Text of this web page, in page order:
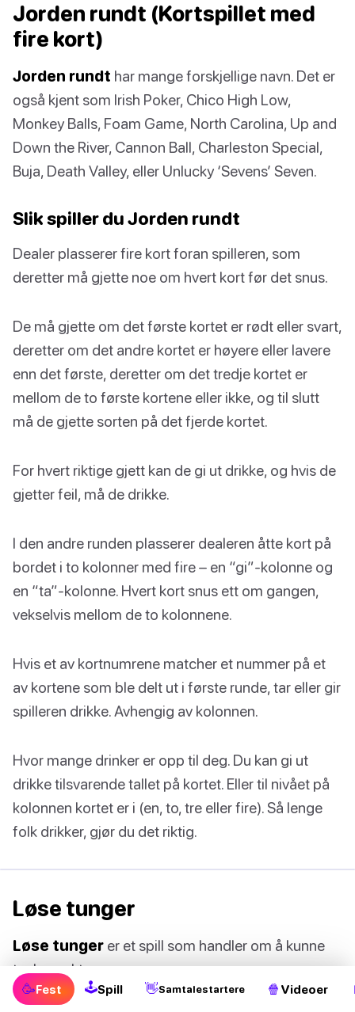
Jorden rundt (Kortspillet med
fire kort)
Jorden rundt har mange forskjellige navn. Det er
også kjent som Irish Poker, Chico High Low,
Monkey Balls, Foam Game, North Carolina, Up and
Down the River, Cannon Ball, Charleston Special,
Buja, Death Valley, eller Unlucky ‘Sevens’ Seven.
Slik spiller du Jorden rundt
Dealer plasserer fire kort foran spilleren, som
deretter må gjette noe om hvert kort før det snus.
De må gjette om det første kortet er rødt eller svart,
deretter om det andre kortet er høyere eller lavere
enn det første, deretter om det tredje kortet er
mellom de to første kortene eller ikke, og til slutt
må de gjette sorten på det fjerde kortet.
For hvert riktige gjett kan de gi ut drikke, og hvis de
gjetter feil, må de drikke.
I den andre runden plasserer dealeren åtte kort på
bordet i to kolonner med fire – en “gi”-kolonne og
en “ta”-kolonne. Hvert kort snus ett om gangen,
vekselvis mellom de to kolonnene.
Hvis et av kortnumrene matcher et nummer på et
av kortene som ble delt ut i første runde, tar eller gir
spilleren drikke. Avhengig av kolonnen.
Hvor mange drinker er opp til deg. Du kan gi ut
drikke tilsvarende tallet på kortet. Eller til nivået på
kolonnen kortet er i (en, to, tre eller fire). Så lenge
folk drikker, gjør du det riktig.
Løse tunger
Løse tunger er et spill som handler om å kunne
tenke raskt.
🥳Fest 🕹Spill 👋Samtalestartere 🍿 Videoer